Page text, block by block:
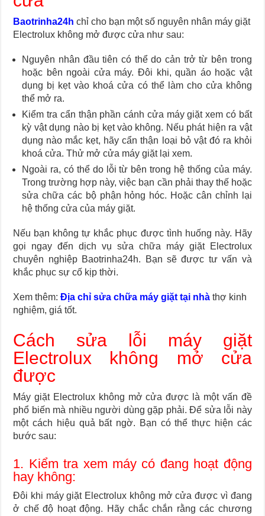
Baotrinha24h chỉ cho bạn một số nguyên nhân máy giặt
Electrolux không mở được cửa như sau:
Nguyên nhân đầu tiên có thể do cản trở từ bên trong
hoặc bên ngoài cửa máy. Đôi khi, quần áo hoặc vật
dụng bị kẹt vào khoá cửa có thể làm cho cửa không
thể mở ra.
Kiểm tra cẩn thận phần cánh cửa máy giặt xem có bất
kỳ vật dụng nào bị kẹt vào không. Nếu phát hiện ra vật
dụng nào mắc kẹt, hãy cẩn thận loại bỏ vật đó ra khỏi
khoá cửa. Thử mở cửa máy giặt lại xem.
Ngoài ra, có thể do lỗi từ bên trong hệ thống của máy.
Trong trường hợp này, việc bạn cần phải thay thế hoặc
sửa chữa các bộ phận hỏng hóc. Hoặc cân chỉnh lại
hệ thống cửa của máy giặt.
Nếu bạn không tự khắc phục được tình huống này. Hãy
gọi ngay đến dịch vụ sửa chữa máy giặt Electrolux
chuyên nghiệp Baotrinha24h. Bạn sẽ được tư vấn và
khắc phục sự cố kịp thời.
Xem thêm:Địa chỉ sửa chữa máy giặt tại nhà thợ kinh
nghiệm, giá tốt.
Cách sửa lỗi máy giặt
Electrolux không mở cửa
được
Máy giặt Electrolux không mở cửa được là một vấn đề
phổ biến mà nhiều người dùng gặp phải. Để sửa lỗi này
một cách hiệu quả bất ngờ. Bạn có thể thực hiện các
bước sau:
1. Kiểm tra xem máy có đang hoạt động
hay không:
Đôi khi máy giặt Electrolux không mở cửa được vì đang
ở chế độ hoạt động. Hãy chắc chắn rằng các chương